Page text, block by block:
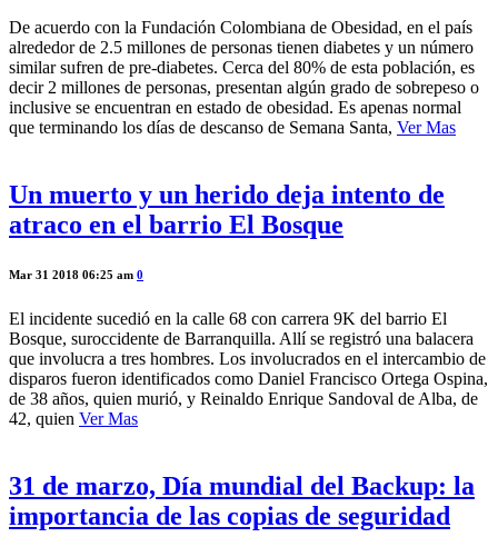
De acuerdo con la Fundación Colombiana de Obesidad, en el país
alrededor de 2.5 millones de personas tienen diabetes y un número
similar sufren de pre-diabetes. Cerca del 80% de esta población, es
decir 2 millones de personas, presentan algún grado de sobrepeso o
inclusive se encuentran en estado de obesidad. Es apenas normal
que terminando los días de descanso de Semana Santa, Ver Mas
Un muerto y un herido deja intento de
atraco en el barrio El Bosque
Mar 31 2018 06:25 am 0
El incidente sucedió en la calle 68 con carrera 9K del barrio El
Bosque, suroccidente de Barranquilla. Allí se registró una balacera
que involucra a tres hombres. Los involucrados en el intercambio de
disparos fueron identificados como Daniel Francisco Ortega Ospina,
de 38 años, quien murió, y Reinaldo Enrique Sandoval de Alba, de
42, quien Ver Mas
31 de marzo, Día mundial del Backup: la
importancia de las copias de seguridad